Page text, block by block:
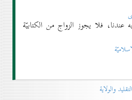
فلا يجوز الزواج من الكتابيّة
والولاية